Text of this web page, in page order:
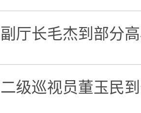
厅长毛杰到部分
级巡视员董玉民